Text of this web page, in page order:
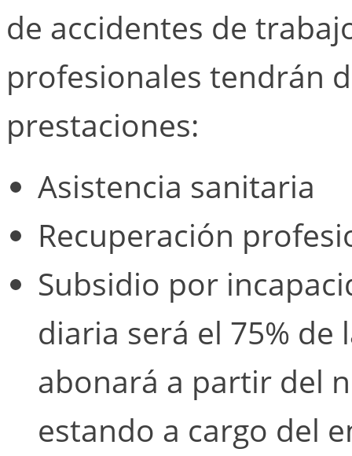
de accidentes de
profesionales tendrán
prestaciones:
Asistencia sanitaria
Recuperación
Subsidio por
diaria será el 75% de
abonará a partir del
estando a cargo del